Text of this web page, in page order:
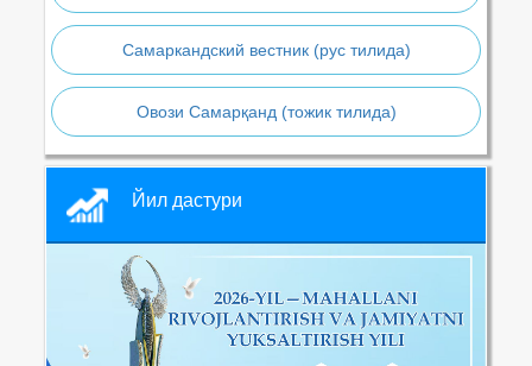
Самаркандский вестник (рус тилида)
Овози Самарқанд (тожик тилида)
Йил дастури